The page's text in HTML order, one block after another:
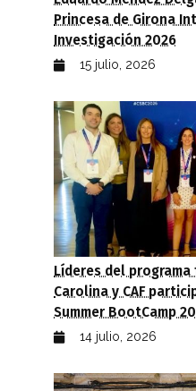
Princesa de Girona
Investigación 2026
15 julio, 2026
Líderes del
Carolina y CAF
Summer BootCamp
14 julio, 2026